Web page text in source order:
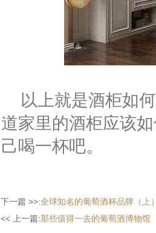
以上就是酒柜如何
道家里的酒柜应该
己喝一杯吧。
下一篇 >>:全球知名的葡萄酒杯品牌（上
<< 上一篇:那些值得一去的葡萄酒博物馆